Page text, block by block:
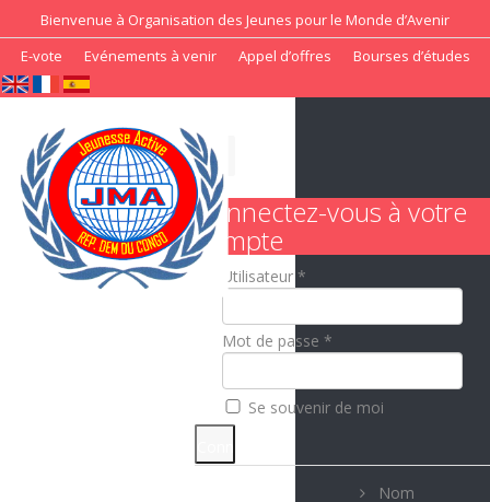
Bienvenue à Organisation des Jeunes pour le Monde d’Avenir
E-vote
Evénements à venir Appel d’offres Bourses d’études
Connectez-vous à votre
compte
Utilisateur *
Mot de passe *
Se souvenir de moi
Nom